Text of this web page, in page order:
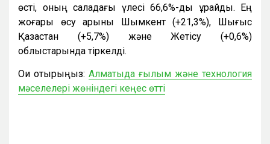
өсті, оның саладағы үлесі 66,6%-ды құрайды. Ең
жоғары өсу қарқыны Шымкент (+21,3%), Шығыс
Қазақстан (+5,7%) және Жетісу (+0,6%)
облыстарында тіркелді.
Оқи отырыңыз: Алматыда ғылым және технология
мәселелері жөніндегі кеңес өтті